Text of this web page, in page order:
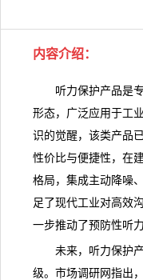
内容介绍：
听力保护产品是
形态，广泛应用于工
识的觉醒，该类产品
性价比与便捷性，在
格局，集成主动降噪
足了现代工业对高效
一步推动了预防性听
未来，听力保护产
级。 市场调研网 指出